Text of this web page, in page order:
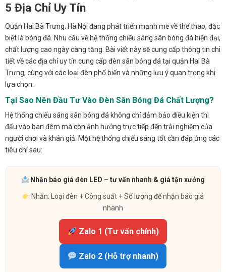
5 Địa Chỉ Uy Tín
Quận Hai Bà Trưng, Hà Nội đang phát triển mạnh mẽ về thể thao, đặc
biệt là bóng đá. Nhu cầu về hệ thống chiếu sáng sân bóng đá hiện đại,
chất lượng cao ngày càng tăng. Bài viết này sẽ cung cấp thông tin chi
tiết về các địa chỉ uy tín cung cấp đèn sân bóng đá tại quận Hai Bà
Trưng, cùng với các loại đèn phổ biến và những lưu ý quan trọng khi
lựa chọn.
Tại Sao Nên Đầu Tư Vào Đèn Sân Bóng Đá Chất Lượng?
Hệ thống chiếu sáng sân bóng đá không chỉ đảm bảo điều kiện thi
đấu vào ban đêm mà còn ảnh hưởng trực tiếp đến trải nghiệm của
người chơi và khán giả. Một hệ thống chiếu sáng tốt cần đáp ứng các
tiêu chí sau:
Nhận báo giá đèn LED – tư vấn nhanh & giá tận xưởng
Nhắn: Loại đèn + Công suất + Số lượng để nhận báo giá
nhanh
Zalo 1 (Tư vấn chính)
Zalo 2 (Hỗ trợ nhanh)